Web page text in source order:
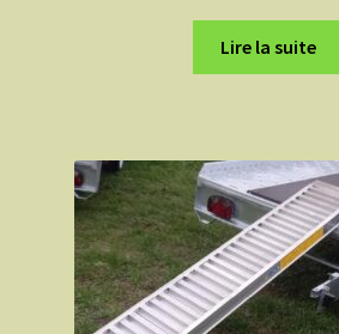
Lire la suite